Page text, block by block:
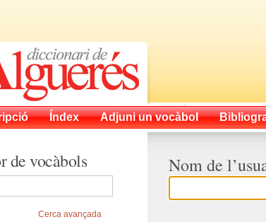
Índex Adjuni un vocàbol
Nom de
de vocàbols
Cerca avançada